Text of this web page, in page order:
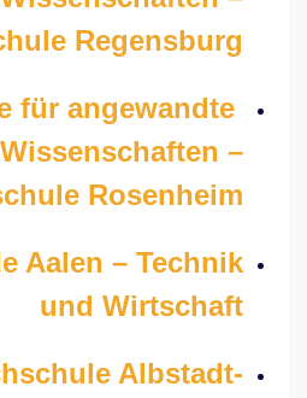
Regensburg
für angewandte
Wissenschaften –
Rosenheim
Aalen – Technik
und Wirtschaft
Albstadt-